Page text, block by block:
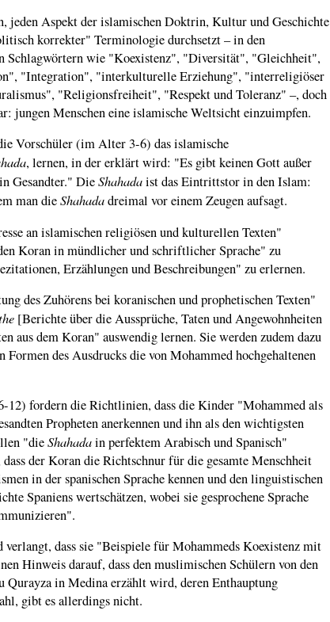
jeden Aspekt der islamischen Doktrin, Kultur und Geschichte
korrekter" Terminologie durchsetzt – in den
Schlagwörtern wie "Koexistenz", "Diversität", "Gleichheit",
"Integration", "interkulturelle Erziehung", "interreligiöser
"Religionsfreiheit", "Respekt und Toleranz" –, doch
jungen Menschen eine islamische Weltsicht einzuimpfen.
Vorschüler (im Alter 3-6) das islamische
, lernen, in der erklärt wird: "Es gibt keinen Gott außer
Gesandter." DieShahadaist das Eintrittstor in den Islam:
man dieShahadadreimal vor einem Zeugen aufsagt.
an islamischen religiösen und kulturellen Texten"
Koran in mündlicher und schriftlicher Sprache" zu
Erzählungen und Beschreibungen" zu erlernen.
des Zuhörens bei koranischen und prophetischen Texten"
[Berichte über die Aussprüche, Taten und Angewohnheiten
aus dem Koran" auswendig lernen. Sie werden zudem dazu
Formen des Ausdrucks die von Mohammed hochgehaltenen
12) fordern die Richtlinien, dass die Kinder "Mohammed als
Propheten anerkennen und ihn als den wichtigsten
"dieShahadain perfektem Arabisch und Spanisch"
der Koran die Richtschnur für die gesamte Menschheit
in der spanischen Sprache kennen und den linguistischen
Spaniens wertschätzen, wobei sie gesprochene Sprache
dass sie "Beispiele für Mohammeds Koexistenz mit
Hinweis darauf, dass den muslimischen Schülern von den
Qurayza in Medina erzählt wird, deren Enthauptung
gibt es allerdings nicht.